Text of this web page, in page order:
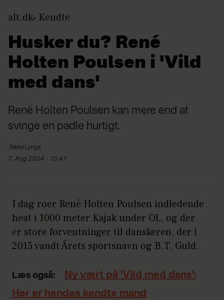
alt.dk Kendte
Husker du? René
Holten Poulsen i 'Vild
med dans'
René Holten Poulsen kan mere end at
svinge en padle hurtigt.
Rikke Lynge
7. Aug 2024 - 10:47
I dag roer René Holten Poulsen indledende
heat i 1000 meter Kajak under OL, og der
er store forventninger til danskeren, der i
2015 vandt Årets sportsnavn og B.T. Guld.
Læs også:
Ny vært på 'Vild med dans':
Her er hendes kendte mand